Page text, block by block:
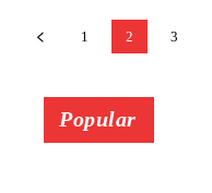
1 2 3
Popular